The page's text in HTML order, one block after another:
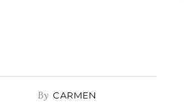
By CARMEN